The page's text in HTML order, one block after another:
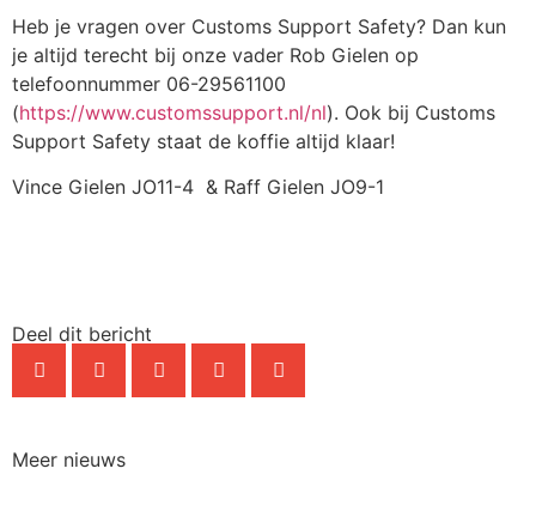
Heb je vragen over Customs Support Safety? Dan kun
je altijd terecht bij onze vader Rob Gielen op
telefoonnummer 06-29561100
(https://www.customssupport.nl/nl). Ook bij Customs
Support Safety staat de koffie altijd klaar!
Vince Gielen JO11-4 & Raff Gielen JO9-1
Deel dit bericht
Meer nieuws